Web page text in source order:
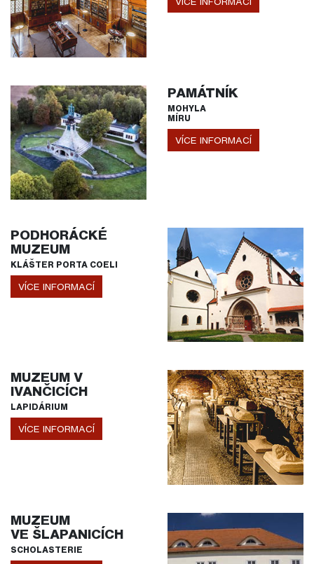
PAMÁTNÍK
MOHYLA
MÍRU
VÍCE INFORMACÍ
PODHORÁCKÉ
MUZEUM
KLÁŠTER PORTA COELI
VÍCE INFORMACÍ
MUZEUM V
IVANČICÍCH
LAPIDÁRIUM
VÍCE INFORMACÍ
MUZEUM
VE ŠLAPANICÍCH
SCHOLASTERIE